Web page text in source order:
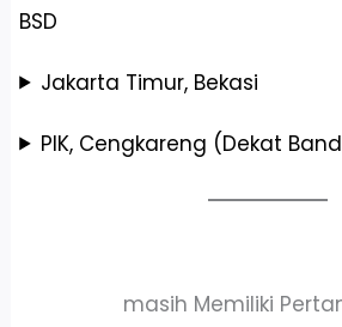
BSD
Jakarta Timur, Bekasi
PIK, Cengkareng (Dekat
masih Memiliki